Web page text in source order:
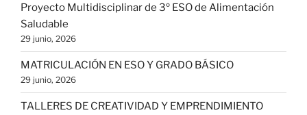
Proyecto Multidisciplinar de 3º ESO de Alimentación
Saludable
29 junio, 2026
MATRICULACIÓN EN ESO Y GRADO BÁSICO
29 junio, 2026
TALLERES DE CREATIVIDAD Y EMPRENDIMIENTO